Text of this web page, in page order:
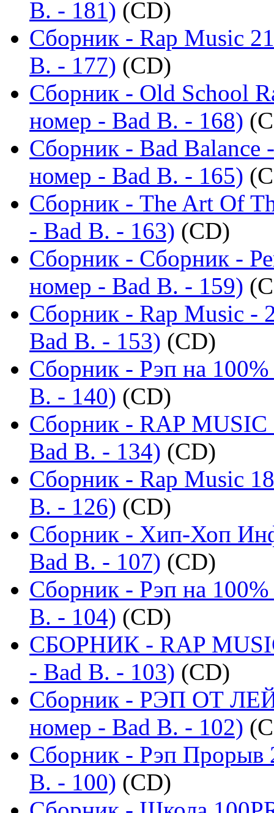
B. - 181) (CD)
Сборник - Rap Music
B. - 177) (CD)
Сборник - Old School
номер - Bad B. - 168)
Сборник - Bad Balance
номер - Bad B. - 165)
Сборник - The Art Of
- Bad B. - 163) (CD)
Сборник - Сборник -
номер - Bad B. - 159)
Сборник - Rap Music -
Bad B. - 153) (CD)
Сборник - Рэп на
B. - 140) (CD)
Сборник - RAP
Bad B. - 134) (CD)
Сборник - Rap Music
B. - 126) (CD)
Сборник - Хип-Хоп
Bad B. - 107) (CD)
Сборник - Рэп на
B. - 104) (CD)
СБОРНИК - RAP
- Bad B. - 103) (CD)
Сборник - РЭП ОТ
номер - Bad B. - 102)
Сборник - Рэп Прорыв
B. - 100) (CD)